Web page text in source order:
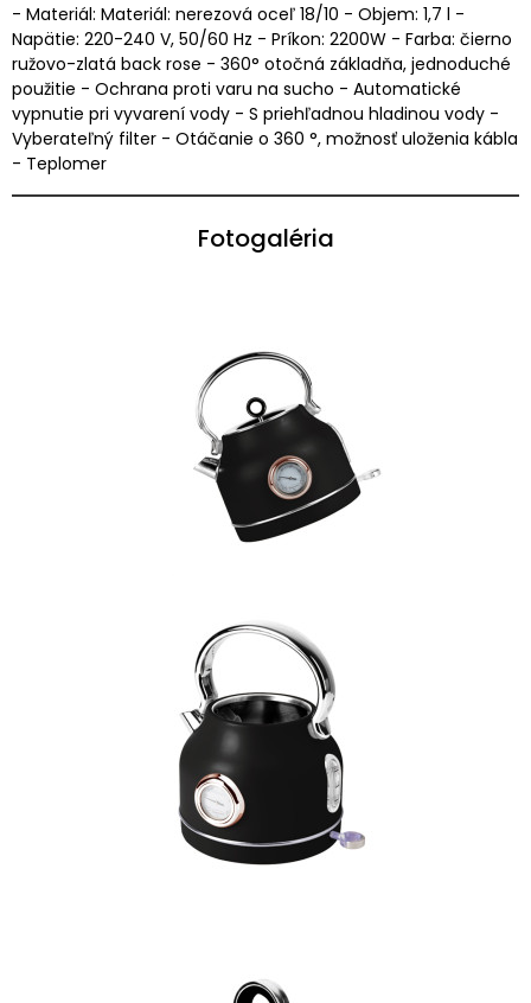
- Materiál: Materiál: nerezová oceľ 18/10 - Objem: 1,7 l -
Napätie: 220-240 V, 50/60 Hz - Príkon: 2200W - Farba: čierno
ružovo-zlatá back rose - 360° otočná základňa, jednoduché
použitie - Ochrana proti varu na sucho - Automatické
vypnutie pri vyvarení vody - S priehľadnou hladinou vody -
Vyberateľný filter - Otáčanie o 360 °, možnosť uloženia kábla
- Teplomer
Fotogaléria